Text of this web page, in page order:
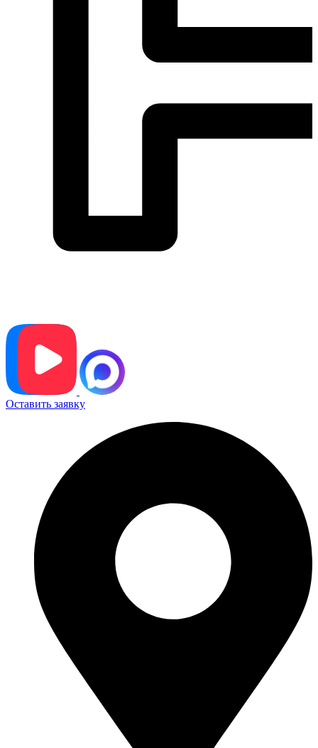
Оставить заявку